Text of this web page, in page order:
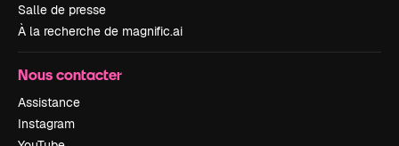
Salle de presse
À la recherche de magnific.ai
Nous contacter
Assistance
Instagram